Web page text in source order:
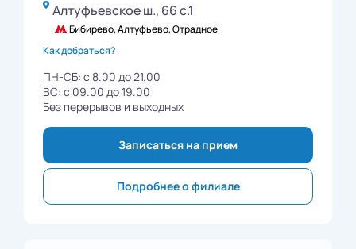
Алтуфьевское ш., 66 с.1
Бибирево, Алтуфьево, Отрадное
Как добраться?
ПН-СБ: с 8.00 до 21.00
ВС: с 09.00 до 19.00
Без перерывов и выходных
Записаться на прием
Подробнее о филиале